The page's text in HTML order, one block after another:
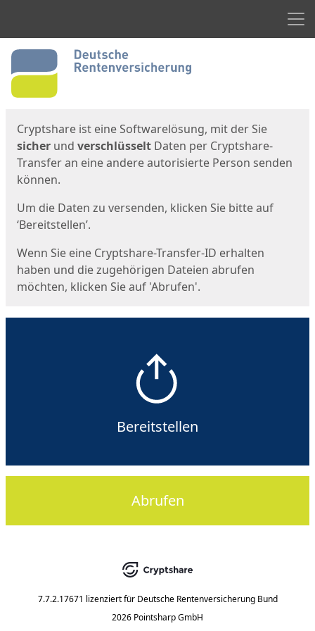
Start
Cryptshare ist eine Softwarelösung, mit der Sie
sicher und verschlüsselt Daten per Cryptshare-
Transfer an eine andere autorisierte Person senden
können.
Um die Daten zu versenden, klicken Sie bitte auf
‘Bereitstellen’.
Wenn Sie eine Cryptshare-Transfer-ID erhalten
haben und die zugehörigen Dateien abrufen
möchten, klicken Sie auf 'Abrufen'.
Bereitstellen
Abrufen
7.7.2.17671 lizenziert für Deutsche Rentenversicherung Bund
2026 Pointsharp GmbH